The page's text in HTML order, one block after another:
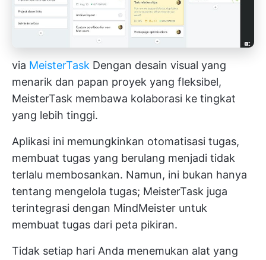
via MeisterTask Dengan desain visual yang
menarik dan papan proyek yang fleksibel,
MeisterTask membawa kolaborasi ke tingkat
yang lebih tinggi.
Aplikasi ini memungkinkan otomatisasi tugas,
membuat tugas yang berulang menjadi tidak
terlalu membosankan. Namun, ini bukan hanya
tentang mengelola tugas; MeisterTask juga
terintegrasi dengan MindMeister untuk
membuat tugas dari peta pikiran.
Tidak setiap hari Anda menemukan alat yang